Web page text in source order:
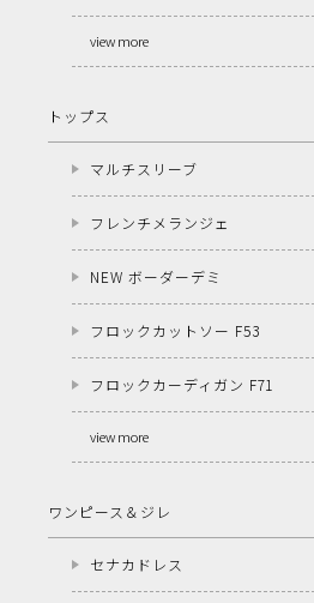
view more
トップス
マルチスリーブ
フレンチメランジェ
NEW ボーダーデミ
フロックカットソー F53
フロックカーディガン F71
view more
ワンピース＆ジレ
セナカドレス